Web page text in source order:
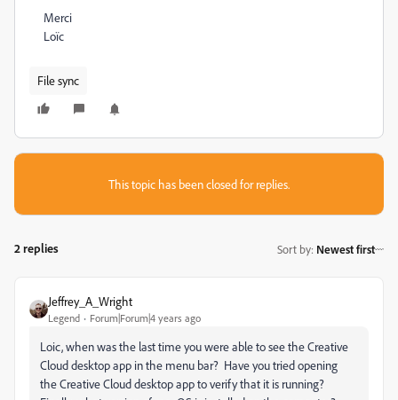
Merci
Loïc
File sync
This topic has been closed for replies.
2 replies Sort by: Newest first
Jeffrey_A_Wright
Legend Forum|Forum|4 years ago
Loic, when was the last time you were able to see the Creative
Cloud desktop app in the menu bar? Have you tried opening
the Creative Cloud desktop app to verify that it is running?